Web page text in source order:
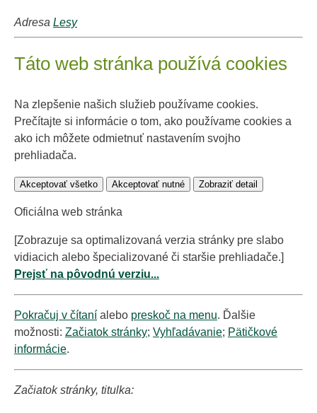
Adresa Lesy
Táto web stránka používá cookies
Na zlepšenie našich služieb používame cookies.
Prečítajte si informácie o tom, ako používame cookies a
ako ich môžete odmietnuť nastavením svojho
prehliadača.
Akceptovať všetko Akceptovať nutné Zobraziť detail
Oficiálna web stránka
[Zobrazuje sa optimalizovaná verzia stránky pre slabo
vidiacich alebo špecializované či staršie prehliadače.]
Prejsť na pôvodnú verziu...
Pokračuj v čítaní alebo preskoč na menu. Ďalšie
možnosti: Začiatok stránky; Vyhľadávanie; Pätičkové
informácie.
Začiatok stránky, titulka: